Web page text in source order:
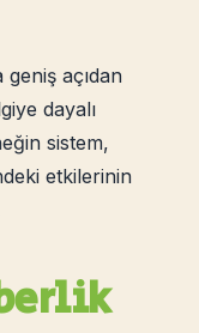
açıdan
dayalı
sistem,
etkilerinin